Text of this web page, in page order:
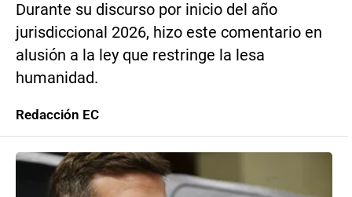
Durante su discurso por inicio del año
jurisdiccional 2026, hizo este comentario en
alusión a la ley que restringe la lesa
humanidad.
Redacción EC